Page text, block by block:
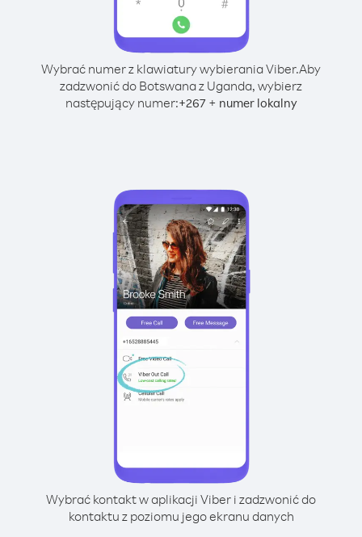
Wybrać numer z klawiatury wybierania Viber.Aby
zadzwonić do Botswana z Uganda, wybierz
następujący numer:+267+ numer lokalny
Wybrać kontakt w aplikacji Viber i zadzwonić do
kontaktu z poziomu jego ekranu danych